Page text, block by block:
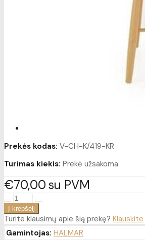
Prekės kodas: V-CH-K/419-KR
Turimas kiekis: Prekė užsakoma
€7000su PVM
Turite klausimų apie šią prekę? Klauskite
Gamintojas: HALMAR